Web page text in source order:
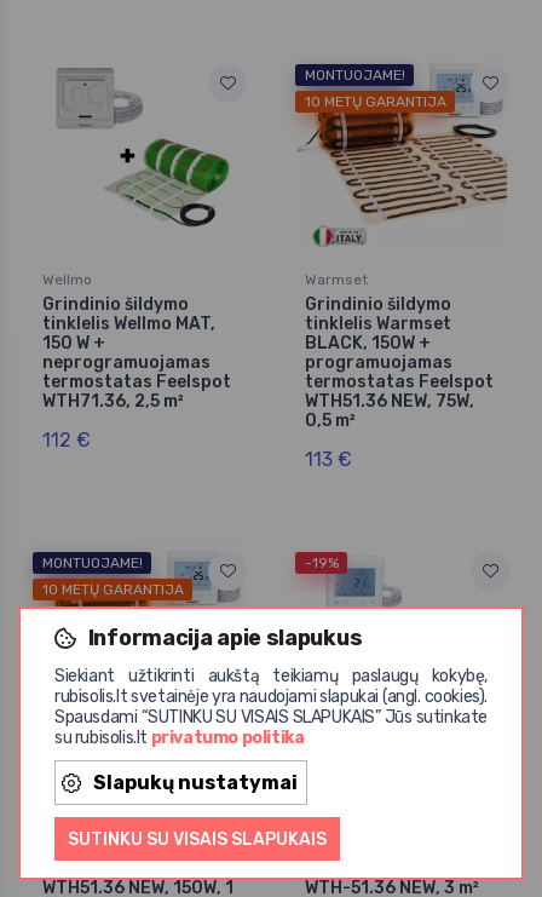
Informacija apie slapukus
Siekiant užtikrinti aukštą teikiamų paslaugų kokybę,
rubisolis.lt svetainėje yra naudojami slapukai (angl. cookies).
Spausdami “SUTINKU SU VISAIS SLAPUKAIS” Jūs sutinkate
su rubisolis.lt privatumo politika
Slapukų nustatymai
SUTINKU SU VISAIS SLAPUKAIS
Wellmo
Grindinio šildymo
tinklelis Wellmo MAT,
150 W +
neprogramuojamas
termostatas Feelspot
WTH71.36, 2,5 m²
112 €
MONTUOJAME!
10 METŲ GARANTIJA
Warmset
Grindinio šildymo
tinklelis Warmset
BLACK, 150W +
programuojamas
termostatas Feelspot
WTH51.36 NEW, 75W,
0,5 m²
113 €
MONTUOJAME!
10 METŲ GARANTIJA
Warmset
Grindinio šildymo
tinklelis Warmset
BLACK, 150W +
programuojamas
WTH51.36 NEW, 150W, 1
-19%
Wellmo
tinklelis Wellmo MAT,
150 W +
programuojamas
WTH-51.36 NEW, 3 m²